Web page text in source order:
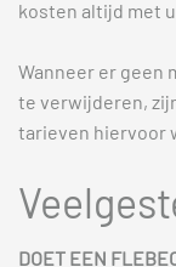
kosten altijd met
Wanneer er geen
te verwijderen,
tarieven hiervoor
DOET EEN